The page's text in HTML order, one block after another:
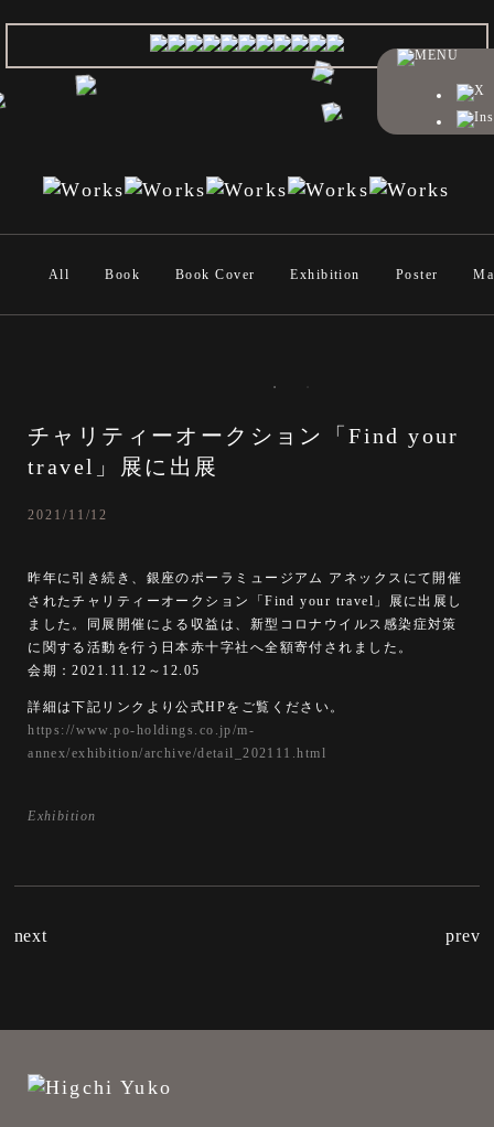
All Book Book Cover Exhibition Poster
チャリティーオークション「Find your
travel」展に出展
2021/11/12
昨年に引き続き、銀座のポーラミュージアム アネックスにて開催
されたチャリティーオークション「Find your travel」展に出展し
ました。同展開催による収益は、新型コロナウイルス感染症対策
に関する活動を行う日本赤十字社へ全額寄付されました。
会期：2021.11.12～12.05
詳細は下記リンクより公式HPをご覧ください。
https://www.po-holdings.co.jp/m-
annex/exhibition/archive/detail_202111.html
Exhibition
prev
next